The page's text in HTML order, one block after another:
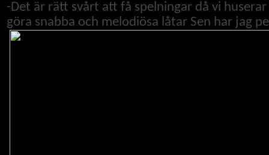
-Det är rätt svårt att få spelningar då vi
göra snabba och melodiösa låtar Sen har jag